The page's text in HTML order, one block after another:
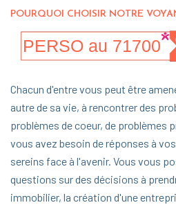
POURQUOI CHOISIR NOTRE
Chacun d'entre vous peut être
autre de sa vie, à rencontrer des
problèmes de coeur, de problèmes
vous avez besoin de réponses à
sereins face à l'avenir. Vous vous
questions sur des décisions à
immobilier, la création d'une